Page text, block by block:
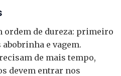
ordem de dureza: primeiro
e vagem.
de mais tempo,
devem entrar nos